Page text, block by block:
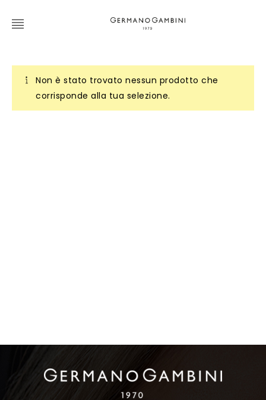
Non è stato trovato nessun prodotto che
corrisponde alla tua selezione.